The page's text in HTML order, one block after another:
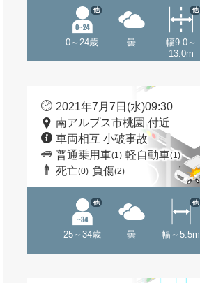
0～24歳
他
曇
幅9.0～
13.0m
他
2021年7月7日(水)09:30
南アルプス市桃園 付近
車両相互 小破事故
普通乗用車(1) 軽自動車(1)
死亡(0) 負傷(2)
25～34歳
他
曇 幅～5.5m
他